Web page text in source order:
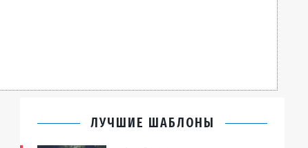
ЛУЧШИЕ ШАБЛОНЫ